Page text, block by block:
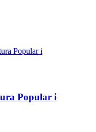
Popular i